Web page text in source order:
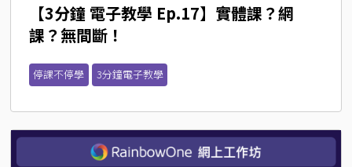
【3分鐘 電子教學 Ep.17】實體課？網
課？無間斷！
停課不停學 3分鐘電子教學